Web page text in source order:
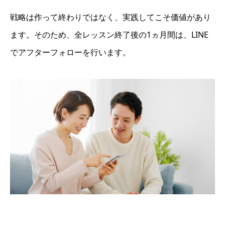
戦略は作って終わりではなく、実践してこそ価値があり
ます。そのため、全レッスン終了後の1ヵ月間は、LINE
でアフターフォローを行います。